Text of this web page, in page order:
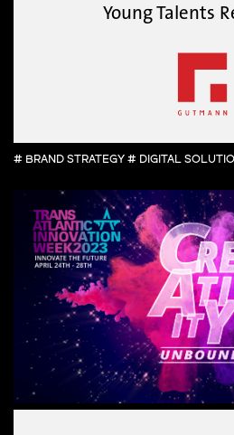
Young Talents
# BRAND STRATEGY # DIGITAL